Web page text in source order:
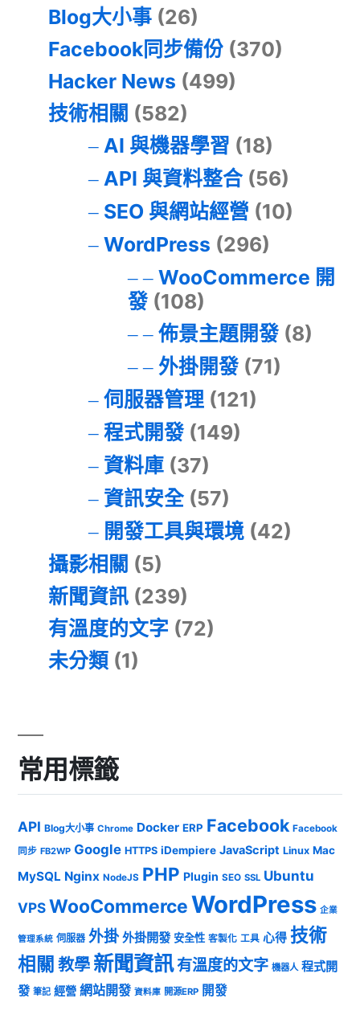
Blog大小事 (26)
Facebook同步備份 (370)
Hacker News (499)
技術相關 (582)
AI 與機器學習 (18)
API 與資料整合(56)
SEO 與網站經營 (10)
WordPress (296)
WooCommerce 開
發(108)
佈景主題開發(8)
外掛開發(71)
伺服器管理(121)
程式開發(149)
資料庫(37)
資訊安全(57)
開發工具與環境(42)
攝影相關 (5)
新聞資訊 (239)
有溫度的文字 (72)
未分類 (1)
常用標籤
API Blog大小事 Chrome Docker ERP Facebook Facebook
同步 FB2WP Google HTTPS iDempiere JavaScript Linux Mac
MySQL Nginx NodeJS PHP Plugin SEO SSL Ubuntu
VPSWooCommerceWordPress 企業
管理系統 伺服器 外掛 外掛開發 安全性 客製化 工具 心得 技術
相關 教學 新聞資訊有溫度的文字 機器人 程式開
發 筆記 經營 網站開發 資料庫 開源ERP 開發